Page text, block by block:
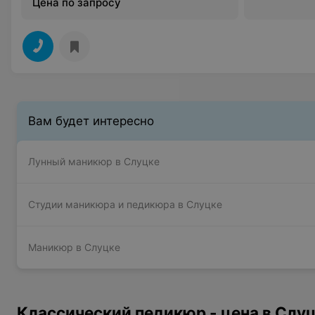
Вам будет интересно
Лунный маникюр в Слуцке
Студии маникюра и педикюра в Слуцке
Маникюр в Слуцке